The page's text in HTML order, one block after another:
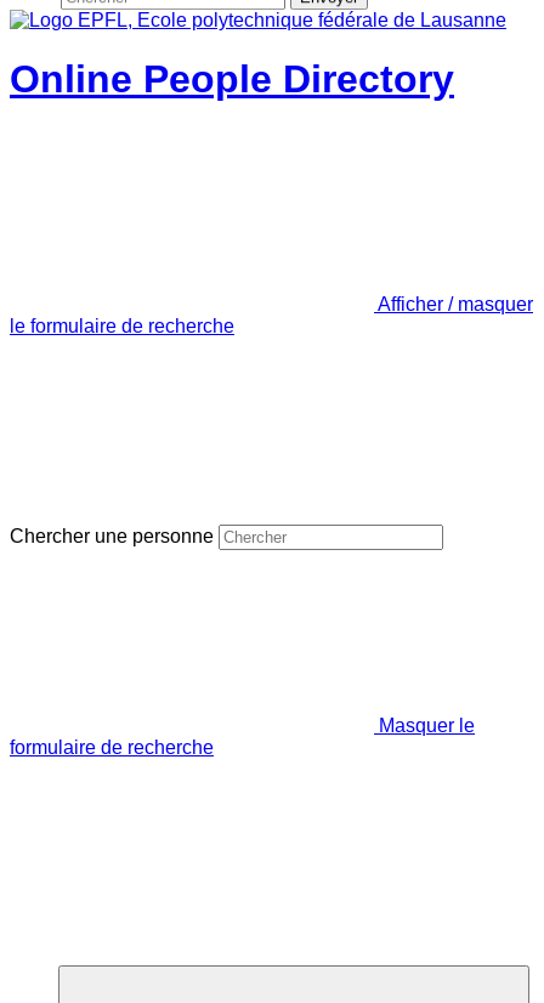
Online People Directory
Afficher / masquer
le formulaire de recherche
Chercher une personne
Masquer le
formulaire de recherche